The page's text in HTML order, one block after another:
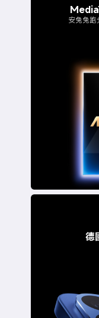
安兔兔
德